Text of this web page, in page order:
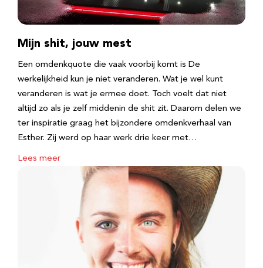
Mijn shit, jouw mest
Een omdenkquote die vaak voorbij komt is De
werkelijkheid kun je niet veranderen. Wat je wel kunt
veranderen is wat je ermee doet. Toch voelt dat niet
altijd zo als je zelf middenin de shit zit. Daarom delen we
ter inspiratie graag het bijzondere omdenkverhaal van
Esther. Zij werd op haar werk drie keer met…
Lees meer